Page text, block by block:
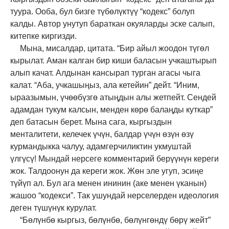
туура. Ооба, бул бизге түбөлүктүү “кодекс” болуп
калды. Автор унутуп бараткан окуяларды эске салып,
китепке киргизди.
Мына, мисалдар, цитата. “Бир айыл жоодон түгөл
кырылат. Аман калган бир киши баласын учкаштырып
алып качат. Алдынан кансырап турган агасы чыга
калат. “Аба, учкашыңыз, ала кетейин” дейт. “Иним,
ыраазымын, үчөөбүзгө атыңдын алы жетпейт. Сендей
адамдан тукум калсын, менден көрө балаңды куткар”
деп батасын берет. Мына сага, кыргыздын
менталитети, келечек үчүн, балдар үчүн өзүн өзү
курмандыкка чалуу, адамгерчиликтин укмуштай
үлгүсү! Мындай нерсеге комментарий берүүнүн кереги
жок. Талдоонун да кереги жок. Жөн эле угуп, эсиңе
түйүп ал. Бул ага менен ининин (аке менен үканын)
жашоо “кодекси”. Так ушундай нерселерден идеология
деген түшүнүк курулат.
“Бөлүнбө кыргыз, бөлүнбө, бөлүнгөндү бөрү жейт”